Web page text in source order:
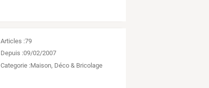
Articles :79
Depuis :09/02/2007
Categorie :Maison, Déco & Bricolage